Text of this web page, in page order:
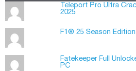
Teleport Pro Ultra
2025
F1® 25 Season
Fatekeeper Full
PC